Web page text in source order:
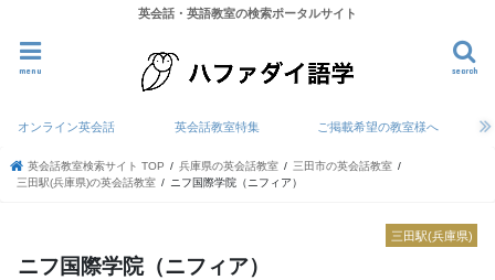
英会話・英語教室の検索ポータルサイト
search
menu
オンライン英会話 英会話教室特集 ご掲載希望の教室様へ
英会話教室検索サイト TOP 兵庫県の英会話教室
三田市の英会話教室
三田駅(兵庫県)の英会話教室
ニフ国際学院（ニフィア）
三田駅(兵庫県)
ニフ国際学院（ニフィア）